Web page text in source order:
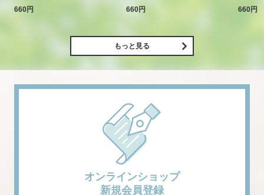
660円
660円
660円
もっと見る
オンラインショップ
新規会員登録